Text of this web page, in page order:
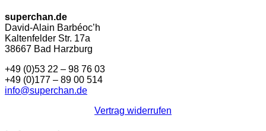
superchan.de
David-Alain Barbéoc’h
Kaltenfelder Str. 17a
38667 Bad Harzburg
+49 (0)53 22 – 98 76 03
+49 (0)177 – 89 00 514
info@superchan.de
Vertrag widerrufen